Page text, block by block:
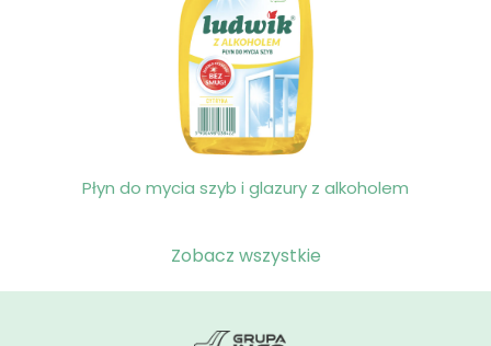
Zobacz wszystkie
Płyn do mycia szyb i glazury z alkoholem